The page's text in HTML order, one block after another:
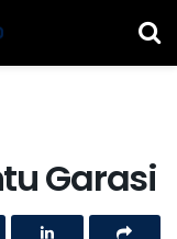
Garasi